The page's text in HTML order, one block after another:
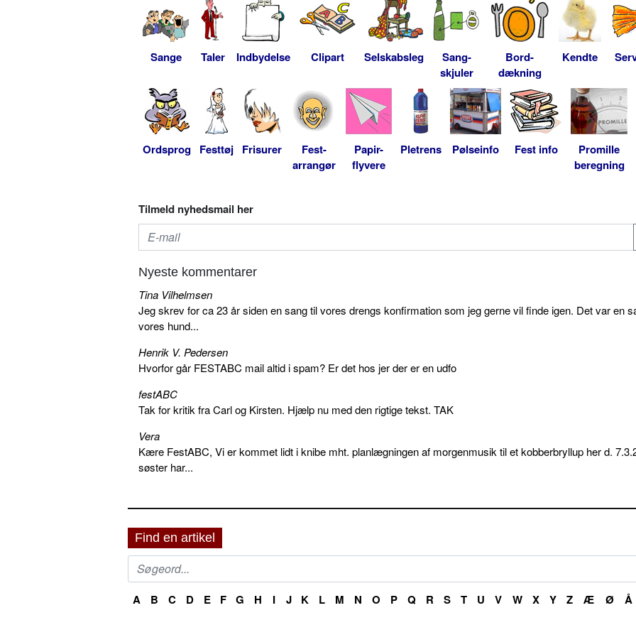
Sange Taler Indbydelse Clipart Selskabsleg
Sang-
skjuler
Bord-
dækning
Kendte
Ordsprog Festtøj Frisurer
Fest-
arrangør
Papir-
flyvere
Pletrens Pølseinfo Fest info
Promille
beregning
Tilmeld nyhedsmail her
Nyeste kommentarer
Tina Vilhelmsen
Jeg skrev for ca 23 år siden en sang til vores drengs konfirmation som jeg gerne vil finde igen. Det var en
vores hund...
Henrik V. Pedersen
Hvorfor går FESTABC mail altid i spam? Er det hos jer der er en udfo
festABC
Tak for kritik fra Carl og Kirsten. Hjælp nu med den rigtige tekst. TAK
Vera
Kære FestABC, Vi er kommet lidt i knibe mht. planlægningen af morgenmusik til et kobberbryllup her d.
søster har...
Find en artikel
A B C D E F G H I J K L M N O P Q R S T U V W X Y Z Æ Ø Å